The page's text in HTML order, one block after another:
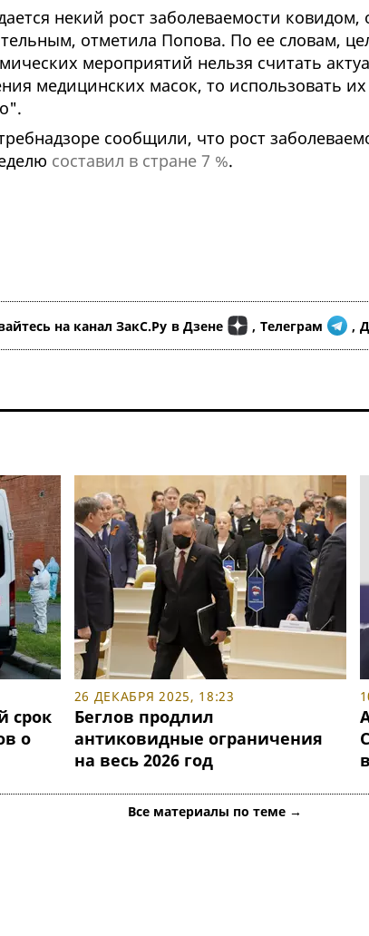
некий рост заболеваемости ковидом,
отметила Попова. По ее словам,
мероприятий нельзя считать
медицинских масок, то использовать их
сообщили, что рост
составил в стране 7 %.
на канал ЗакС.Ру в Дзене , Телеграм ,
срок
о
26 ДЕКАБРЯ 2025, 18:23
Беглов продлил
антиковидные ограничения
на весь 2026 год
Все материалы по теме →